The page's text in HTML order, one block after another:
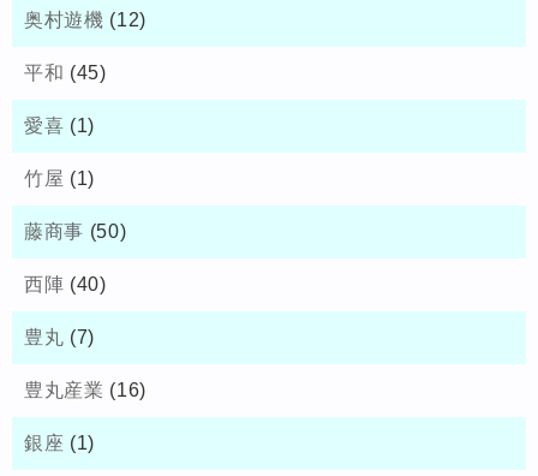
奥村遊機 (12)
平和 (45)
愛喜 (1)
竹屋 (1)
藤商事 (50)
西陣 (40)
豊丸 (7)
豊丸産業 (16)
銀座 (1)